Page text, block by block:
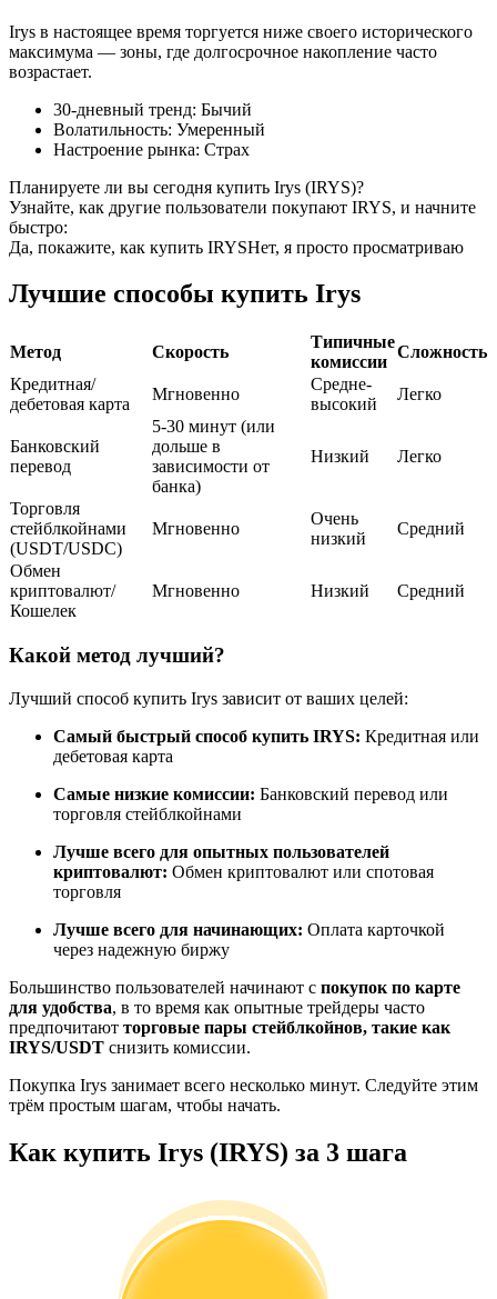
USDC фьючерсы
Фьючерсы с использованием USDC в качестве
обеспечения
Копирование торговли
Присоединяйтесь к лучшим трейдерам
Станьте копи-трейдером
Наслаждайтесь распределением прибыли и комиссиями
за копи-трейдинг
Информация
Анализ больших данных, включая торговую информацию
Irys в настоящее время торгуется ниже своего исторического
максимума — зоны, где долгосрочное накопление часто
возрастает.
30-дневный тренд: Бычий
Волатильность: Умеренный
Настроение рынка: Страх
Планируете ли вы сегодня купить Irys (IRYS)?
Узнайте, как другие пользователи покупают IRYS, и начните
быстро:
Да, покажите, как купить IRYSНет, я просто просматриваю
Лучшие способы купить Irys
Метод Скорость
Типичные
комиссии
Сложность
Кредитная/
дебетовая карта
Мгновенно
Средне-
высокий
Легко
Банковский
перевод
5-30 минут (или
дольше в
зависимости от
банка)
Низкий Легко
Торговля
стейблкойнами
(USDT/USDC)
Мгновенно
Очень
низкий
Средний
Обмен
криптовалют/
Кошелек
Мгновенно Низкий Средний
Какой метод лучший?
Лучший способ купить Irys зависит от ваших целей:
Самый быстрый способ купить IRYS: Кредитная или
дебетовая карта
Самые низкие комиссии: Банковский перевод или
торговля стейблкойнами
Лучше всего для опытных пользователей
криптовалют: Обмен криптовалют или спотовая
торговля
Лучше всего для начинающих: Оплата карточкой
через надежную биржу
Большинство пользователей начинают с покупок по карте
для удобства, в то время как опытные трейдеры часто
предпочитают торговые пары стейблкойнов, такие как
IRYS/USDT снизить комиссии.
Покупка Irys занимает всего несколько минут. Следуйте этим
трём простым шагам, чтобы начать.
Как купить Irys (IRYS) за 3 шага